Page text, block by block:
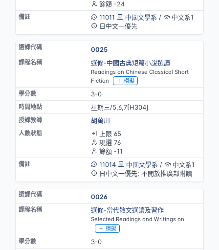
餘額 -24
11011
中國文學系 /
中文系1
日中文一優先
0025
選修-中國古典短篇小說選讀
Readings on Chinese Classical Short
Fiction
模擬
3-0
星期三/5,6,7[H304]
胡萬川
上限 65
現選 76
餘額 -11
11014
中國文學系 /
中文系1
日中文一優先; 不開放推廣部附讀
0026
選修-當代散文選讀及習作
Selected Readings and Writings on
模擬
3-0